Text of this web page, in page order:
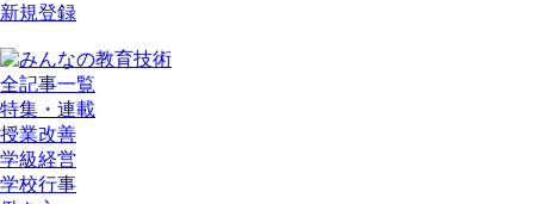
新規登録
全記事一覧
特集・連載
授業改善
学級経営
学校行事